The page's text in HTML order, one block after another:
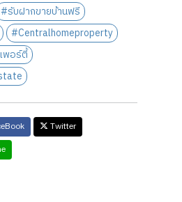
#รับฝากขายบ้านฟรี
#Centralhomeproperty
พอร์ตี้
Twitter